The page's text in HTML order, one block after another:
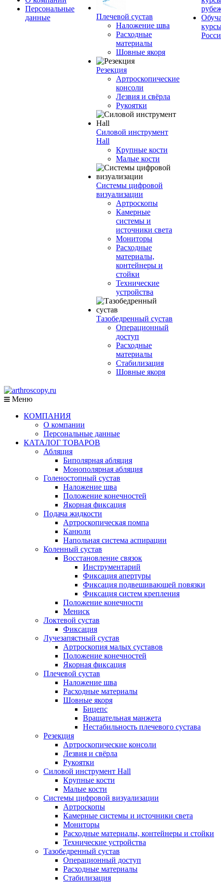
Персональные
данные
Плечевой сустав
Наложение шва
Расходные
материалы
Шовные якоря
Резекция
Артроскопические
консоли
Лезвия и свёрла
Рукоятки
Силовой инструмент
Hall
Крупные кости
Малые кости
Системы цифровой
визуализации
Артроскопы
Камерные
системы и
источники света
Мониторы
Расходные
материалы,
контейнеры и
стойки
Технические
устройства
Тазобедренный сустав
Операционный
доступ
Расходные
материалы
Стабилизация
Шовные якоря
Меню
КОМПАНИЯ
О компании
Персональные данные
КАТАЛОГ ТОВАРОВ
Абляция
Биполярная абляция
Монополярная абляция
Голеностопный сустав
Наложение шва
Положение конечностей
Якорная фиксация
Подача жидкости
Артроскопическая помпа
Канюли
Напольная система аспирации
Коленный сустав
Восстановление связок
Инструментарий
Фиксация апертуры
Фиксация подвешивающей повязки
Фиксация систем крепления
Положение конечности
Мениск
Локтевой сустав
Фиксация
Лучезапястный сустав
Артроскопия малых суставов
Положение конечностей
Якорная фиксация
Плечевой сустав
Наложение шва
Расходные материалы
Шовные якоря
Бицепс
Вращательная манжета
Нестабильность плечевого сустава
Резекция
Артроскопические консоли
Лезвия и свёрла
Рукоятки
Силовой инструмент Hall
Крупные кости
Малые кости
Системы цифровой визуализации
Артроскопы
Камерные системы и источники света
Мониторы
Расходные материалы, контейнеры и стойки
Технические устройства
Тазобедренный сустав
Операционный доступ
Расходные материалы
Стабилизация